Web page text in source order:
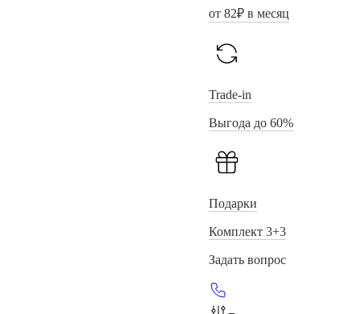
от 82₽ в месяц
Trade-in
Выгода до 60%
Подарки
Комплект 3+3
Задать вопрос